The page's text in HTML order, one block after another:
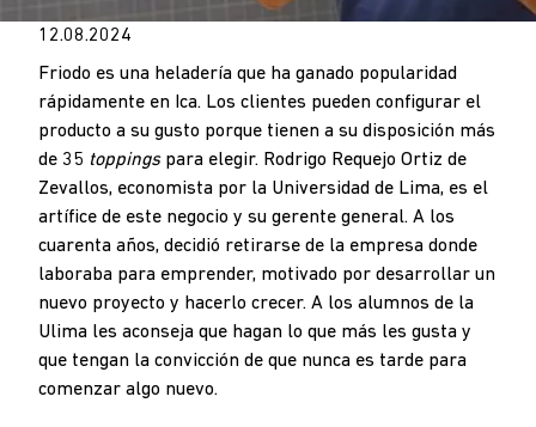
12.08.2024
Friodo es una heladería que ha ganado popularidad
rápidamente en Ica. Los clientes pueden configurar el
producto a su gusto porque tienen a su disposición más
de 35 toppingspara elegir. Rodrigo Requejo Ortiz de
Zevallos, economista por la Universidad de Lima, es el
artífice de este negocio y su gerente general. A los
cuarenta años, decidió retirarse de la empresa donde
laboraba para emprender, motivado por desarrollar un
nuevo proyecto y hacerlo crecer. A los alumnos de la
Ulima les aconseja que hagan lo que más les gusta y
que tengan la convicción de que nunca es tarde para
comenzar algo nuevo.